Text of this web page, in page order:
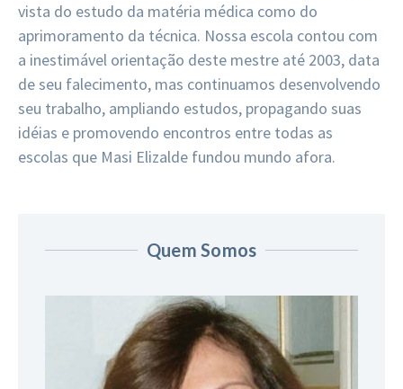
vista do estudo da matéria médica como do
aprimoramento da técnica. Nossa escola contou com
a inestimável orientação deste mestre até 2003, data
de seu falecimento, mas continuamos desenvolvendo
seu trabalho, ampliando estudos, propagando suas
idéias e promovendo encontros entre todas as
escolas que Masi Elizalde fundou mundo afora.
Quem Somos